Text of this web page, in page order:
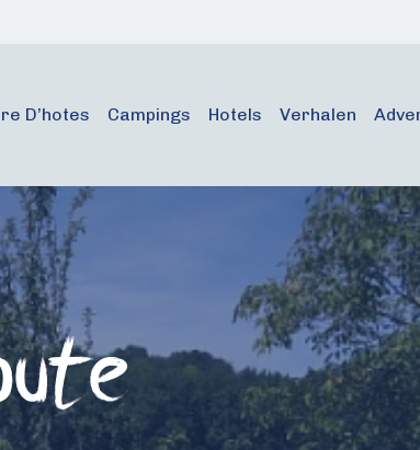
D’hotes Campings Hotels Verhalen